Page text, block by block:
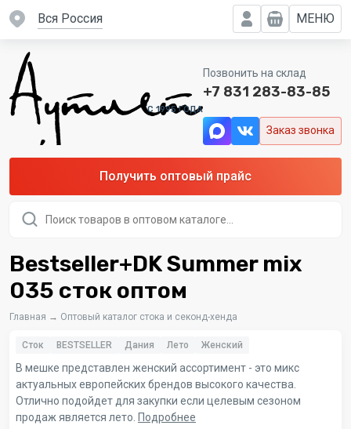
вся Россия МЕНЮ
C 1995 ГОДА
Позвонить на склад
+7 831 283-83-85
Заказ звонка
Получить оптовый прайс
товаров
Bestseller+DK Summer mix
035 сток оптом
Главная → Оптовый каталог стока и секонд-хенда
Сток BESTSELLER Дания Лето Женский
В мешке представлен женский ассортимент - это микс
актуальных европейских брендов высокого качества.
Отлично подойдет для закупки если целевым сезоном
продаж является лето. Подробнее